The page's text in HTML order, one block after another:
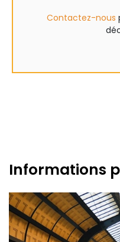
Contactez-nous
Informations